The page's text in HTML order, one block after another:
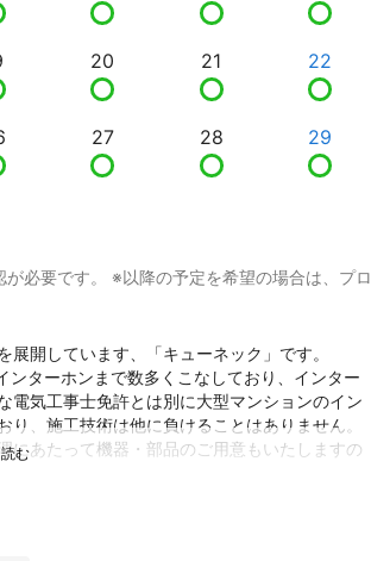
20 21 22
27 28 29
必要です。 ※以降の予定を希望の場合は、プロ
開しています、「キューネック」です。
ターホンまで数多くこなしており、インター
電気工事士免許とは別に大型マンションのイン
、施工技術は他に負けることはありません。
にあたって機器・部品のご用意もいたしますの
トできるよう最善を尽くします。ぜひご安心